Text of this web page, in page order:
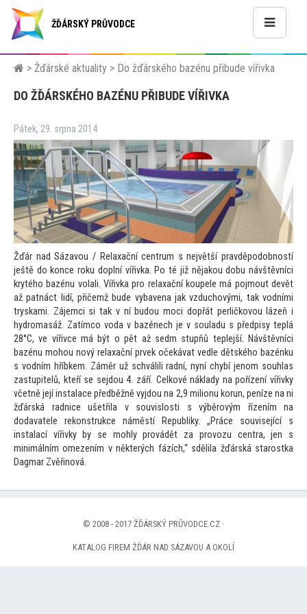
ŽĎÁRSKÝ PRŮVODCE
> Žďárské aktuality > Do žďárského bazénu přibude vířivka
DO ŽĎÁRSKÉHO BAZÉNU PŘIBUDE VÍŘIVKA
Pátek, 29. srpna 2014
Žďár nad Sázavou / Relaxační centrum s největší pravděpodobností
ještě do konce roku doplní vířivka. Po té již nějakou dobu návštěvníci
krytého bazénu volali. Vířivka pro relaxační koupele má pojmout devět
až patnáct lidí, přičemž bude vybavena jak vzduchovými, tak vodními
tryskami. Zájemci si tak v ní budou moci dopřát perličkovou lázeň i
hydromasáž. Zatímco voda v bazénech je v souladu s předpisy teplá
28°C, ve vířivce má být o pět až sedm stupňů teplejší. Návštěvníci
bazénu mohou nový relaxační prvek očekávat vedle dětského bazénku
s vodním hříbkem. Záměr už schválili radní, nyní chybí jenom souhlas
zastupitelů, kteří se sejdou 4. září. Celkové náklady na pořízení vířivky
včetně její instalace předběžně vyjdou na 2,9 milionu korun, peníze na ni
žďárská radnice ušetřila v souvislosti s výběrovým řízením na
dodavatele rekonstrukce náměstí Republiky. „Práce související s
instalací vířivky by se mohly provádět za provozu centra, jen s
minimálním omezením v některých fázích,“ sdělila žďárská starostka
Dagmar Zvěřinová.
© 2008 - 2017 ŽĎÁRSKÝ PRŮVODCE.CZ ·
KATALOG FIREM ŽĎÁR NAD SÁZAVOU A OKOLÍ